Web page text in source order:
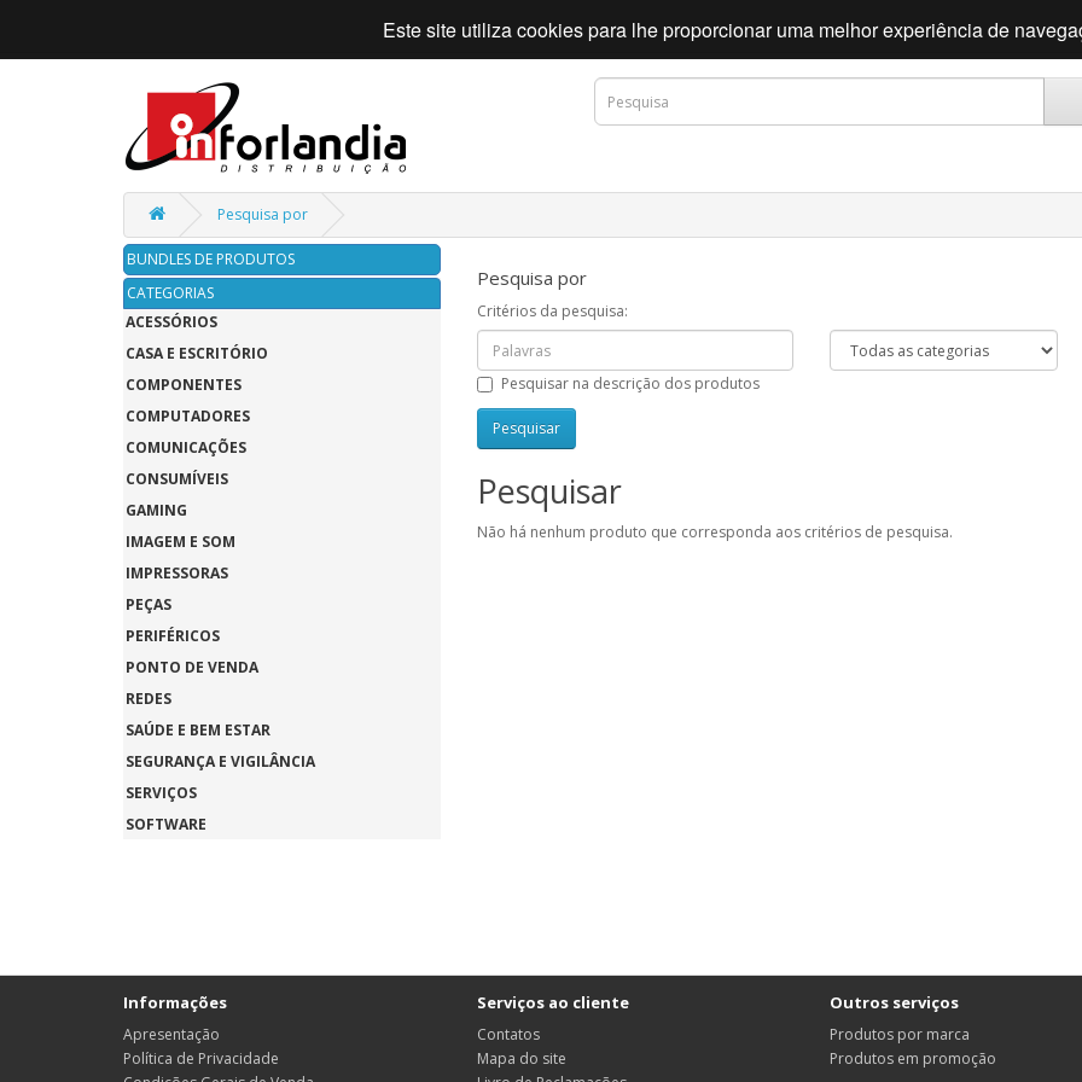
Pesquisa por
BUNDLES DE PRODUTOS
CATEGORIAS
ACESSÓRIOS
CASA E ESCRITÓRIO
COMPONENTES
COMPUTADORES
COMUNICAÇÕES
CONSUMÍVEIS
GAMING
IMAGEM E SOM
IMPRESSORAS
PEÇAS
PERIFÉRICOS
PONTO DE VENDA
REDES
SAÚDE E BEM ESTAR
SEGURANÇA E VIGILÂNCIA
SERVIÇOS
SOFTWARE
Pesquisa por
Critérios da pesquisa:
Pesquisar na descrição dos produtos
Pesquisar
Não há nenhum produto que corresponda aos critérios de pesquisa.
Informações
Apresentação
Política de Privacidade
Serviços ao cliente
Contatos
Mapa do site
Outros serviços
Produtos por marca
Produtos em promoção
Este site utiliza cookies para lhe proporcionar uma melhor experiência de